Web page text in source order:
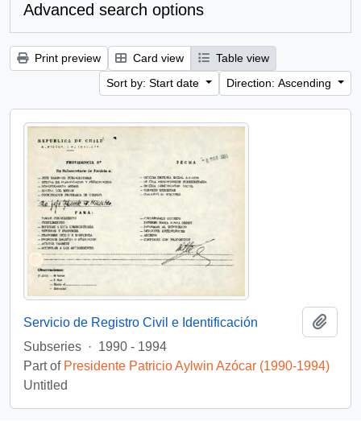
Advanced search options
Print preview Card view
Table view
Sort by: Start date
Direction: Ascending
Servicio de Registro Civil e Identificación
Subseries · 1990 - 1994
Part of Presidente Patricio Aylwin Azócar (1990-1994)
Untitled